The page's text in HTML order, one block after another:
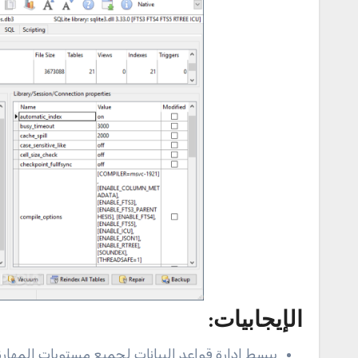
الإيجابيات:
يبسط إدارة قواعد البيانات لجميع مستويات